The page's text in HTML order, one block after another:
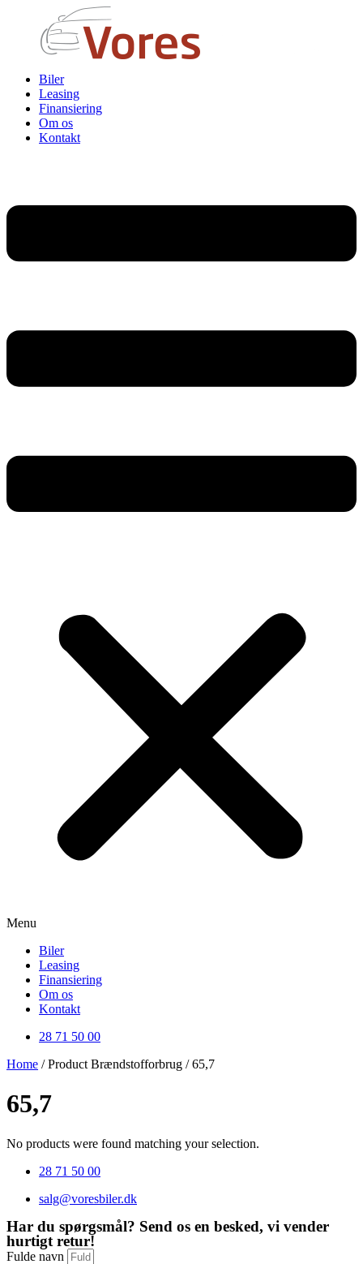
Biler
Leasing
Finansiering
Om os
Kontakt
Menu
Biler
Leasing
Finansiering
Om os
Kontakt
28 71 50 00
Home / Product Brændstofforbrug / 65,7
65,7
No products were found matching your selection.
28 71 50 00
salg@voresbiler.dk
Har du spørgsmål? Send os en besked, vi vender
hurtigt retur!
Fulde navn